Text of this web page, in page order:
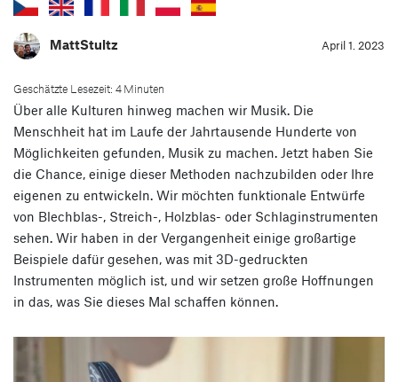
MattStultz April 1. 2023
Geschätzte Lesezeit: 4 Minuten
Über alle Kulturen hinweg machen wir Musik. Die
Menschheit hat im Laufe der Jahrtausende Hunderte von
Möglichkeiten gefunden, Musik zu machen. Jetzt haben Sie
die Chance, einige dieser Methoden nachzubilden oder Ihre
eigenen zu entwickeln. Wir möchten funktionale Entwürfe
von Blechblas-, Streich-, Holzblas- oder Schlaginstrumenten
sehen. Wir haben in der Vergangenheit einige großartige
Beispiele dafür gesehen, was mit 3D-gedruckten
Instrumenten möglich ist, und wir setzen große Hoffnungen
in das, was Sie dieses Mal schaffen können.